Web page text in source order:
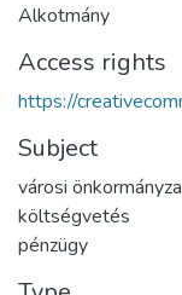
Alkotmány
Access rights
https://
Subject
városi
költségvetés
pénzügy